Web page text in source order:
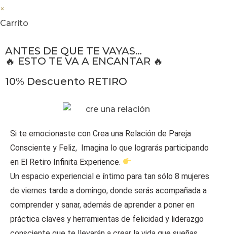
×
Carrito
ANTES DE QUE TE VAYAS…
🔥 ESTO TE VA A ENCANTAR 🔥
10% Descuento RETIRO
Si te emocionaste con Crea una Relación de Pareja
Consciente y Feliz, Imagina lo que lograrás participando
en El Retiro Infinita Experience.
Un espacio experiencial e íntimo para tan sólo 8 mujeres
de viernes tarde a domingo, donde serás acompañada a
comprender y sanar, además de aprender a poner en
práctica claves y herramientas de felicidad y liderazgo